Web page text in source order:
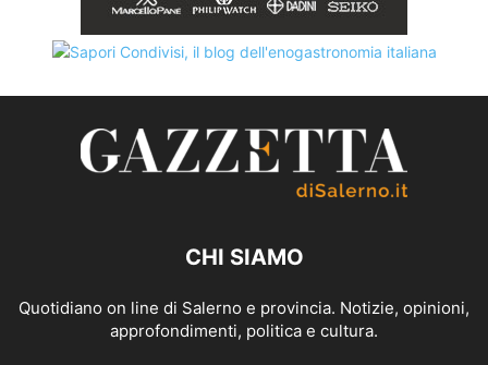
CHI SIAMO
Quotidiano on line di Salerno e provincia. Notizie, opinioni,
approfondimenti, politica e cultura.